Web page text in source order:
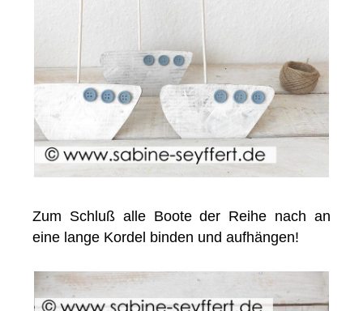
Zum Schluß alle Boote der Reihe nach an
eine lange Kordel binden und aufhängen!